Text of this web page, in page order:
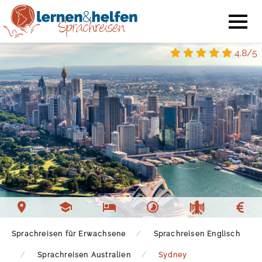
4.8/5
Sprachreisen für Erwachsene Sprachreisen Englisch
Sprachreisen Australien Sydney
Sprachschule Sydney
Unterkunft Sydney
Freizeit Sydney